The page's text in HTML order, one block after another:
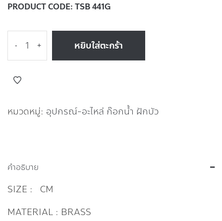
PRODUCT CODE: TSB 441G
- + หยิบใส่ตะกร้า
หมวดหมู่: อุปกรณ์-อะไหล่ ก๊อกน้ำ ฝักบัว
คำอธิบาย
SIZE : CM
MATERIAL : BRASS